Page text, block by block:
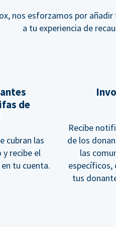
nos esforzamos por
a tu experiencia de
de
cubran las
recibe el
tu cuenta.
Recibe
de los
las
específicos,
tus